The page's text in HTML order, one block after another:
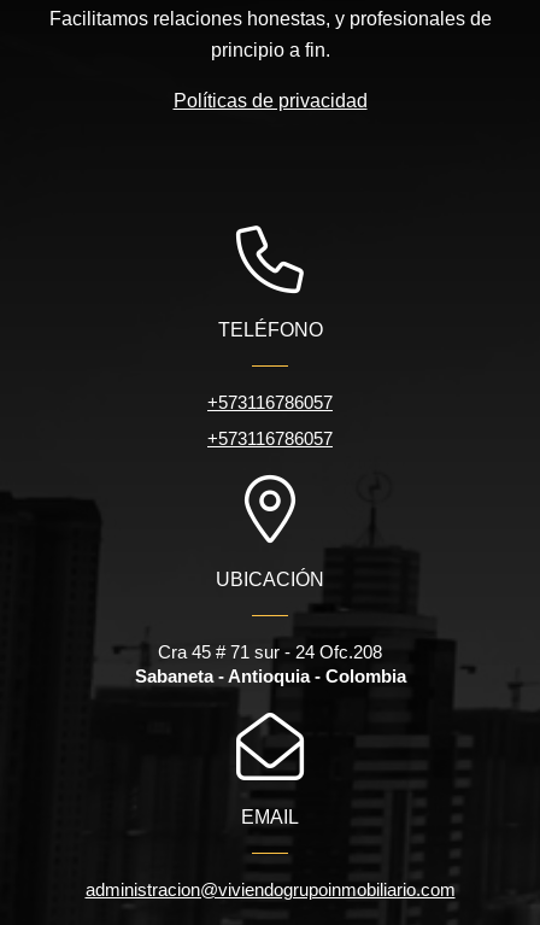
Facilitamos relaciones honestas, y profesionales de
principio a fin.
Políticas de privacidad
TELÉFONO
+573116786057
+573116786057
UBICACIÓN
Cra 45 # 71 sur - 24 Ofc.208
Sabaneta - Antioquia - Colombia
EMAIL
administracion@viviendogrupoinmobiliario.com